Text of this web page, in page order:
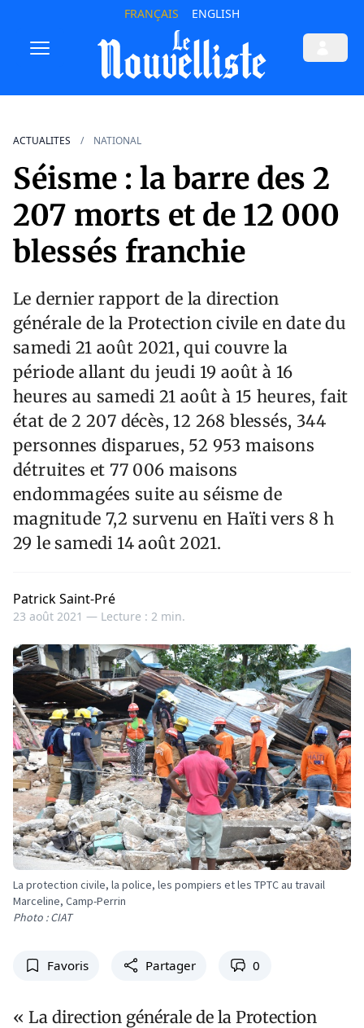
FRANÇAIS ENGLISH
ACTUALITES NATIONAL
Séisme : la barre des 2
207 morts et de 12 000
blessés franchie
Le dernier rapport de la direction
générale de la Protection civile en date du
samedi 21 août 2021, qui couvre la
période allant du jeudi 19 août à 16
heures au samedi 21 août à 15 heures, fait
état de 2 207 décès, 12 268 blessés, 344
personnes disparues, 52 953 maisons
détruites et 77 006 maisons
endommagées suite au séisme de
magnitude 7,2 survenu en Haïti vers 8 h
29 le samedi 14 août 2021.
Patrick Saint-Pré
23 août 2021 — Lecture : 2 min.
La protection civile, la police, les pompiers et les TPTC au travail
Marceline, Camp-Perrin
Photo : CIAT
Favoris Partager 0
« La direction générale de la Protection